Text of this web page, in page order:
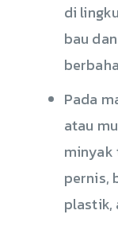
di
bau
Pada
atau
minyak
pernis,
plastik,